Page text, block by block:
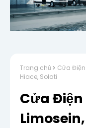
Trang chủ
Cửa Điện
Hiace, Solati
Cửa